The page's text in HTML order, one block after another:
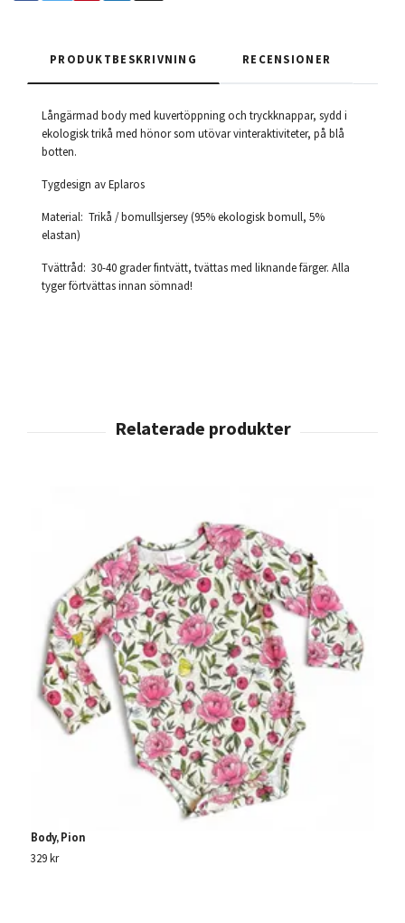
PRODUKTBESKRIVNING RECENSIONER
Långärmad body med kuvertöppning och tryckknappar, sydd i
ekologisk trikå med hönor som utövar vinteraktiviteter, på blå
botten.
Tygdesign av Eplaros
Material: Trikå / bomullsjersey (95% ekologisk bomull, 5%
elastan)
Tvättråd: 30-40 grader fintvätt, tvättas med liknande färger. Alla
tyger förtvättas innan sömnad!
Body, Pion
329 kr